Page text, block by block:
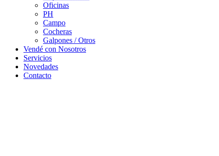
Oficinas
PH
Campo
Cocheras
Galpones / Otros
Vendé con Nosotros
Servicios
Novedades
Contacto